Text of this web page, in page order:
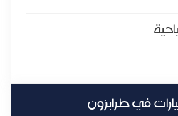
في طرابزون